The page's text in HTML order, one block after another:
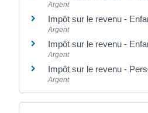
Argent
Impôt sur le revenu -
Argent
Impôt sur le revenu -
Argent
Impôt sur le revenu -
Argent